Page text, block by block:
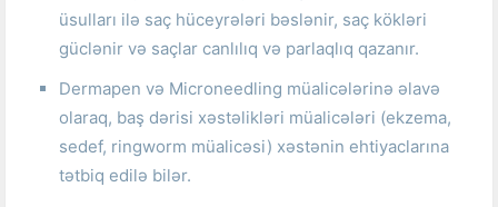
üsulları ilə saç hüceyrələri bəslənir, saç kökləri
güclənir və saçlar canlılıq və parlaqlıq qazanır.
Dermapen və Microneedling müalicələrinə əlavə
olaraq, baş dərisi xəstəlikləri müalicələri (ekzema,
sedef, ringworm müalicəsi) xəstənin ehtiyaclarına
tətbiq edilə bilər.